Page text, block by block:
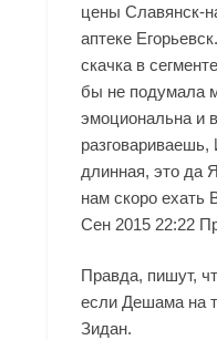
цены Славянск-
аптеке
скачка в
бы не подумала
эмоциональна и
длинная, это да
нам скоро ехать
Сен 2015 22:22
Правда, пишут,
если Дешама на
Зидан.